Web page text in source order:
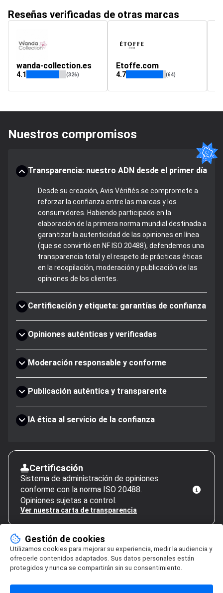
Reseñas verificadas de otras marcas
wanda-collection.es
4.1 (326)
Etoffe.com
4.7 (64)
Nuestros compromisos
Transparencia: nuestro ADN desde el primer día
Desde su creación, Avis Vérifiés se compromete a
reforzar la confianza entre las marcas y los
consumidores. Habiendo participado en la
elaboración de la primera norma mundial destinada a
garantizar la autenticidad de las opiniones en línea
(que se convirtió en NF ISO 20488), defendemos una
transparencia total y el respeto de prácticas éticas
en la recopilación, moderación y publicación de las
opiniones de los clientes.
Certificación y etiqueta: garantías de confianza
Opiniones auténticas y verificadas
Moderación responsable y conforme
Publicación auténtica y transparente
IA ética al servicio de la confianza
Certificación
Sistema de administración de opiniones
conforme con la norma ISO 20488.
Opiniones sujetas a control.
Ver nuestra carta de transparencia
Gestión de cookies
Utilizamos cookies para mejorar su experiencia, medir la audiencia y
ofrecerle contenidos adaptados. Sus datos personales están
protegidos y nunca se compartirán sin su consentimiento.